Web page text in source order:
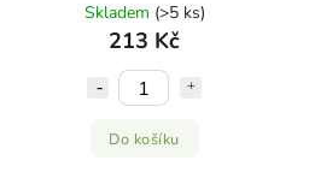
Skladem (>5 ks)
213 Kč
Do košíku